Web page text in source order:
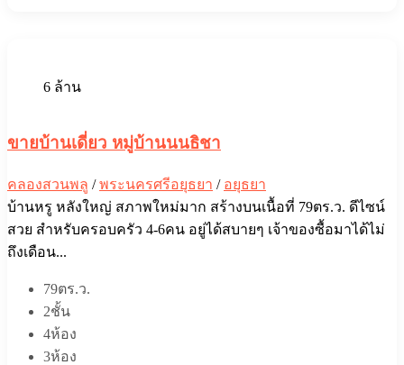
6 ล้าน
ขายบ้านเดี่ยว หมู่บ้านนนธิชา
คลองสวนพลู /พระนครศรีอยุธยา / อยุธยา
บ้านหรู หลังใหญ่ สภาพใหม่มาก สร้างบนเนื้อที่ 79ตร.ว. ดีไซน์
สวย สำหรับครอบครัว 4-6คน อยู่ได้สบายๆ เจ้าของซื้อมาได้ไม่
ถึงเดือน...
79ตร.ว.
2ชั้น
4ห้อง
3ห้อง